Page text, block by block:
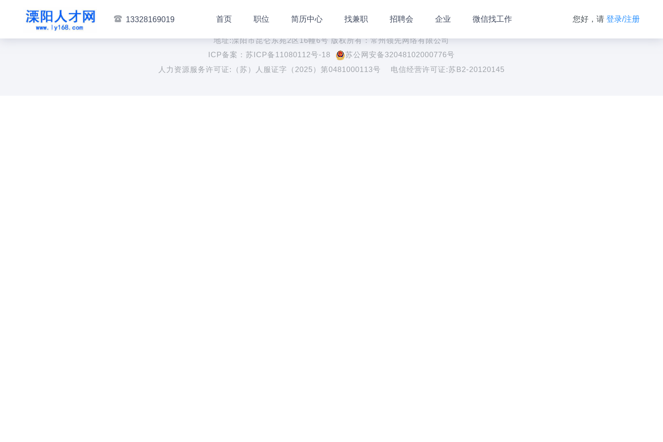
13328169019 首页 职位 简历中心 找兼职 招聘会 企业 微信找工作 您好，请 登录/注册
All Rights Reserved 溧阳人才网版权所有
地址:溧阳市昆仑东苑2区16幢6号 版权所有：常州领先网络有限公司
ICP备案： 苏ICP备11080112号-18
苏公网安备32048102000776号
人力资源服务许可证:（苏）人服证字（2025）第0481000113号 电信经营许可证:苏B2-20120145